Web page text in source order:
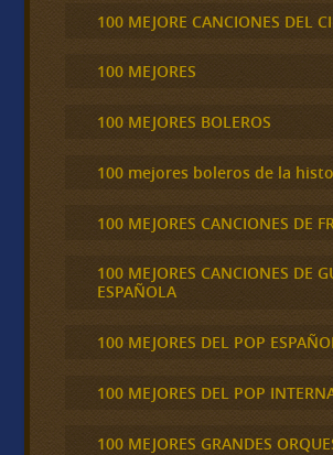
100 MEJORE CANCIONES DEL
100 MEJORES
100 MEJORES BOLEROS
100 mejores boleros de la
100 MEJORES CANCIONES DE
100 MEJORES CANCIONES DE
ESPAÑOLA
100 MEJORES DEL POP
100 MEJORES DEL POP
100 MEJORES GRANDES